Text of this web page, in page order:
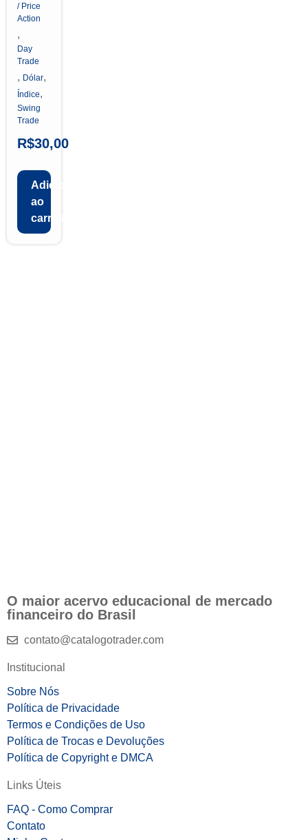
/ Price
Action
,
Day
Trade
, Dólar,
Índice,
Swing
Trade
R$30,00
Adicionar
ao
carrinho
O maior acervo educacional de mercado
financeiro do Brasil
contato@catalogotrader.com
Institucional
Sobre Nós
Política de Privacidade
Termos e Condições de Uso
Política de Trocas e Devoluções
Política de Copyright e DMCA
Links Úteis
FAQ - Como Comprar
Contato